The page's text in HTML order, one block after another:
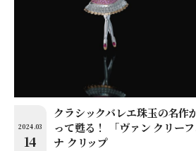
2024.03
14
クラシックバレエ珠玉の名作
って甦る！ 「ヴァン クリー
ナ クリップ